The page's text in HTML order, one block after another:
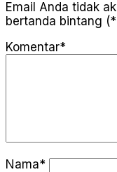
Email Anda tidak
bertanda bintang
Komentar*
Nama*